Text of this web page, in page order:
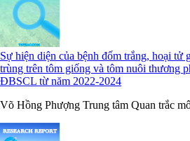
Sự hiện diện của bệnh đốm trắng, hoại tử
trùng trên tôm giống và tôm nuôi thương
ĐBSCL từ năm 2022-2024
Võ Hồng Phượng Trung tâm Quan trắc